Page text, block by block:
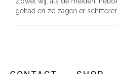
gehad en ze zagen er